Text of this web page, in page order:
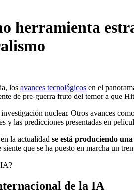
herramienta
los avances tecnológicos en el
de pre-guerra fruto del temor a que
nuclear. Otros avances
y las predicciones presentadas en
la actualidad se está produciendo
que se ha puesto en marcha un
IA?
de la IA